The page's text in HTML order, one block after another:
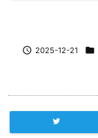
 2025-12-21 